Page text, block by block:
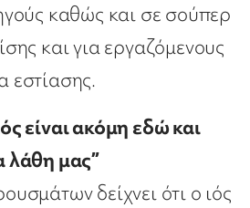
καθώς και σε σούπερ
και για εργαζόμενους
εστίασης.
είναι ακόμη εδώ και
λάθη μας”
δείχνει ότι ο ιός